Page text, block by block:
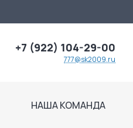
+7 (922) 104-29-00
777@sk2009.ru
НАША КОМАНДА